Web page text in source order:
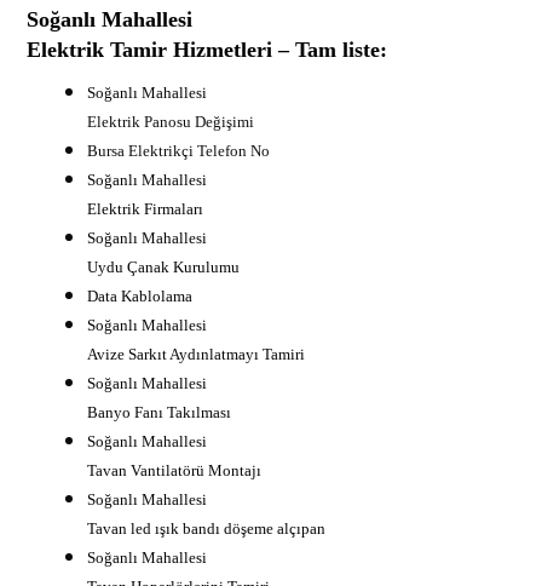
Soğanlı Mahallesi
Elektrik Tamir Hizmetleri – Tam liste:
Soğanlı Mahallesi
Elektrik Panosu Değişimi
Bursa Elektrikçi Telefon No
Soğanlı Mahallesi
Elektrik Firmaları
Soğanlı Mahallesi
Uydu Çanak Kurulumu
Data Kablolama
Soğanlı Mahallesi
Avize Sarkıt Aydınlatmayı Tamiri
Soğanlı Mahallesi
Banyo Fanı Takılması
Soğanlı Mahallesi
Tavan Vantilatörü Montajı
Soğanlı Mahallesi
Tavan led ışık bandı döşeme alçıpan
Soğanlı Mahallesi